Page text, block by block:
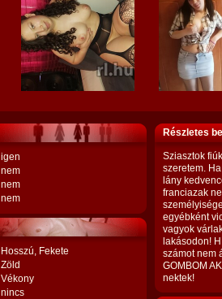
igen
nem
nem
nem
Hosszú, Fekete
Zöld
Vékony
nincs
Részletes
Sziasztok
szeretem.
lány
franciazak
egyébként
vagyok
lakásodon!
számot nem
GOMBOM
nektek!